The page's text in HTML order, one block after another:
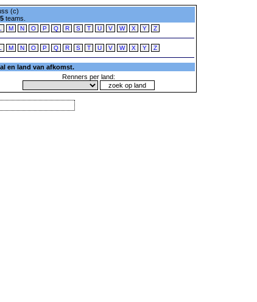
(c)
teams.
M N O P Q R S T U V W X Y Z
M N O P Q R S T U V W X Y Z
en land van afkomst.
Renners per land: